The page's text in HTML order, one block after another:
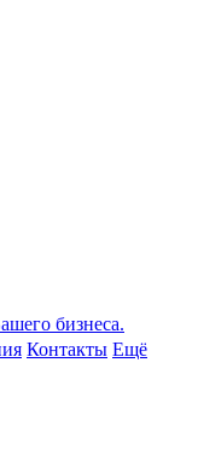
Контакты Ещё